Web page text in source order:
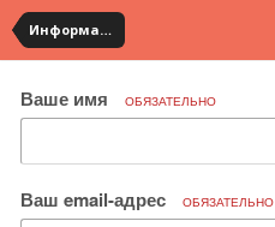
Информация по полученным посылкам
Ваше имя ОБЯЗАТЕЛЬНО
Ваш email-адрес ОБЯЗАТЕЛЬНО